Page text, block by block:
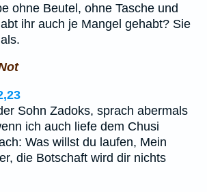
ohne Beutel, ohne Tasche und
ihr auch je Mangel gehabt? Sie
Sohn Zadoks, sprach abermals
ich auch liefe dem Chusi
Was willst du laufen, Mein
die Botschaft wird dir nichts